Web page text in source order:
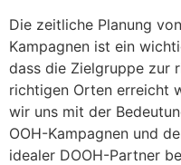
Die zeitliche Planung
Kampagnen ist ein
dass die Zielgruppe zur
richtigen Orten erreicht
wir uns mit der
OOH-Kampagnen und
idealer DOOH-Partner